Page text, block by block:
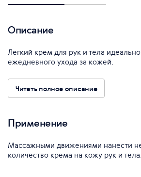
Описание
Легкий крем для рук и тела
ежедневного ухода за кожей.
Читать полное описание
Применение
Массажными движениями нанести
количество крема на кожу рук и тела.